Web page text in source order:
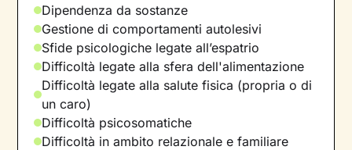
Dipendenza da sostanze
Gestione di comportamenti autolesivi
Sfide psicologiche legate all’espatrio
Difficoltà legate alla sfera dell'alimentazione
Difficoltà legate alla salute fisica (propria o di
un caro)
Difficoltà psicosomatiche
Difficoltà in ambito relazionale e familiare